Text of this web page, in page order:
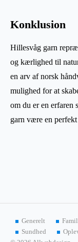
Konklusion
Hillesvåg garn
og kærlighed til
en arv af norsk
mulighed for at
om du er en erfaren
garn være en
Generelt
Sundhed